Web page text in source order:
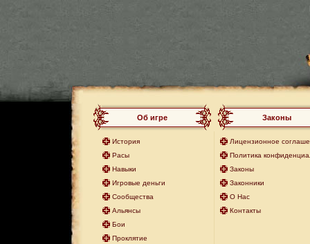
Об игре Законы
История
Расы
Навыки
Игровые деньги
Сообщества
Альянсы
Бои
Проклятие
Лицензионное
Политика
Законы
Законники
О Нас
Контакты